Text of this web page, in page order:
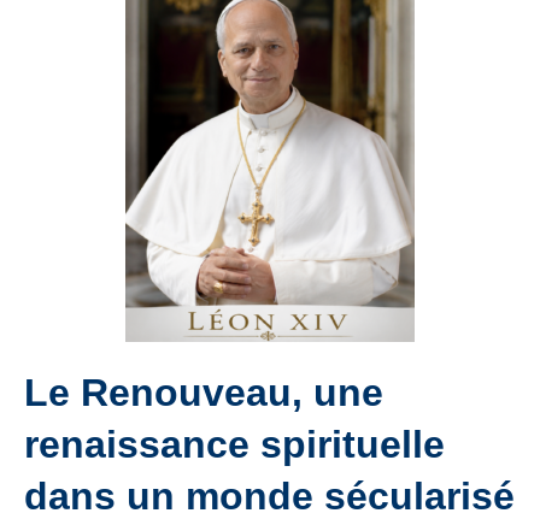
Le Renouveau, une
renaissance spirituelle
dans un monde sécularisé